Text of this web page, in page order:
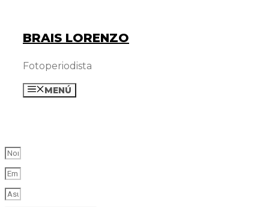
contenido
BRAIS LORENZO
Fotoperiodista
MENÚ